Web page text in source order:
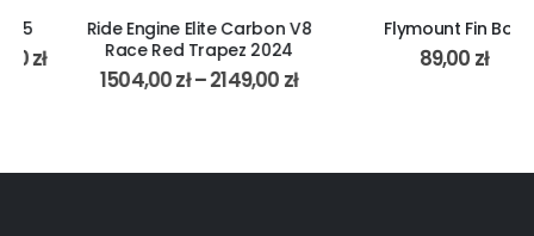
Ride Engine Elite Carbon V8
Race Red Trapez 2024
1504,00zł–2149,00zł
Flymount Fin Bolt
zł